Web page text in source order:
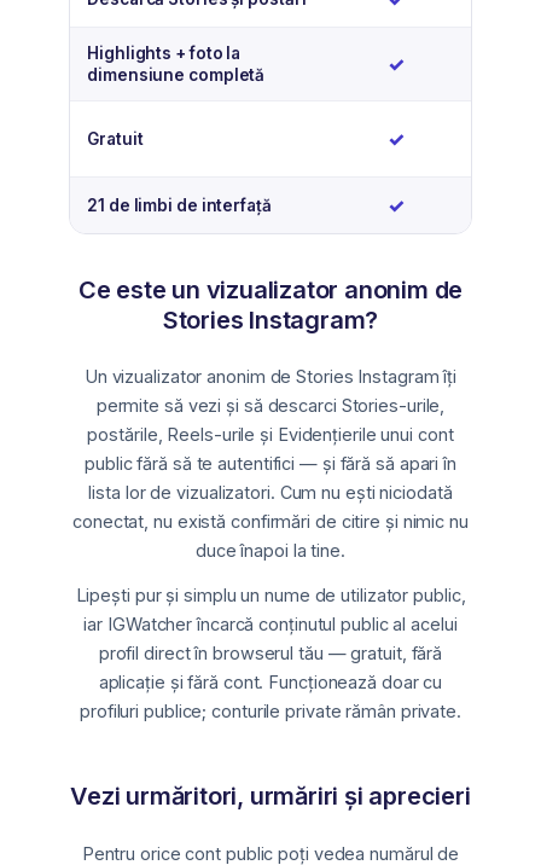
Highlights + foto la
dimensiune completă
✓
Gratuit ✓
21 de limbi de interfață ✓
Ce este un vizualizator anonim de
Stories Instagram?
Un vizualizator anonim de Stories Instagram îți
permite să vezi și să descarci Stories-urile,
postările, Reels-urile și Evidențierile unui cont
public fără să te autentifici — și fără să apari în
lista lor de vizualizatori. Cum nu ești niciodată
conectat, nu există confirmări de citire și nimic nu
duce înapoi la tine.
Lipești pur și simplu un nume de utilizator public,
iar IGWatcher încarcă conținutul public al acelui
profil direct în browserul tău — gratuit, fără
aplicație și fără cont. Funcționează doar cu
profiluri publice; conturile private rămân private.
Vezi urmăritori, urmăriri și aprecieri
Pentru orice cont public poți vedea numărul de